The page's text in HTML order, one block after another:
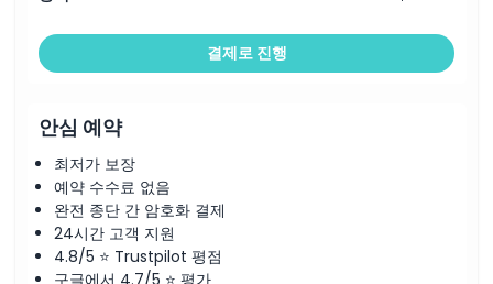
결제로 진행
안심 예약
최저가 보장
예약 수수료 없음
완전 종단 간 암호화 결제
24시간 고객 지원
4.8/5 ⭐ Trustpilot 평점
구글에서 4.7/5 ⭐ 평가